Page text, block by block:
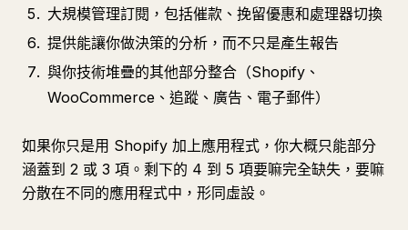
大規模管理訂閱，包括催款、挽留優惠和處理器切換
提供能讓你做決策的分析，而不只是產生報告
與你技術堆疊的其他部分整合（Shopify、
WooCommerce、追蹤、廣告、電子郵件）
如果你只是用 Shopify 加上應用程式，你大概只能部分
涵蓋到 2 或 3 項。剩下的 4 到 5 項要嘛完全缺失，要嘛
分散在不同的應用程式中，形同虛設。